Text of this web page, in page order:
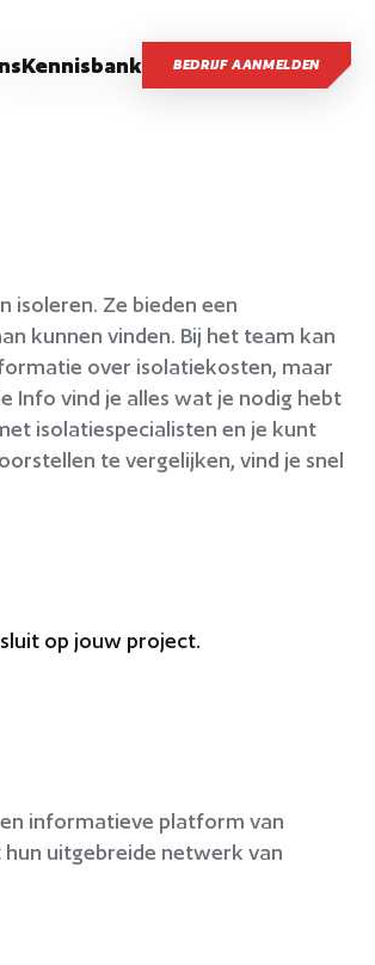
Kennisbank BEDRIJF AANMELDEN
isoleren. Ze bieden een
kunnen vinden. Bij het team kan
over isolatiekosten, maar
Info vind je alles wat je nodig hebt
isolatiespecialisten en je kunt
te vergelijken, vind je snel
op jouw project.
informatieve platform van
uitgebreide netwerk van